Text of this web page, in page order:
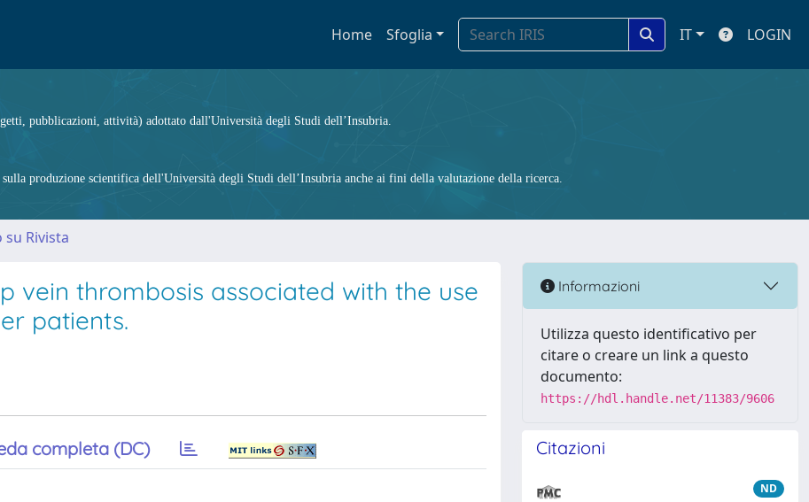
Home Sfoglia IT LOGIN
pubblicazioni, attività) adottato dall'Università degli Studi dell’Insubria.
produzione scientifica dell'Università degli Studi dell’Insubria anche ai fini della valutazione della ricerca.
Rivista
vein thrombosis associated with the use
patients.
completa (DC)
Informazioni
Utilizza questo identificativo per
citare o creare un link a questo
documento:
https://hdl.handle.net/11383/9606
Citazioni
ND